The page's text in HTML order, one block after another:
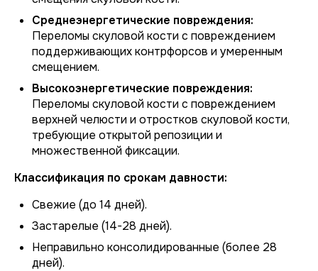
Среднеэнергетические повреждения:
Переломы скуловой кости с повреждением
поддерживающих контрфорсов и умеренным
смещением.
Высокоэнергетические повреждения:
Переломы скуловой кости с повреждением
верхней челюсти и отростков скуловой кости,
требующие открытой репозиции и
множественной фиксации.
Классификация по срокам давности:
Свежие (до 14 дней).
Застарелые (14-28 дней).
Неправильно консолидированные (более 28
дней).